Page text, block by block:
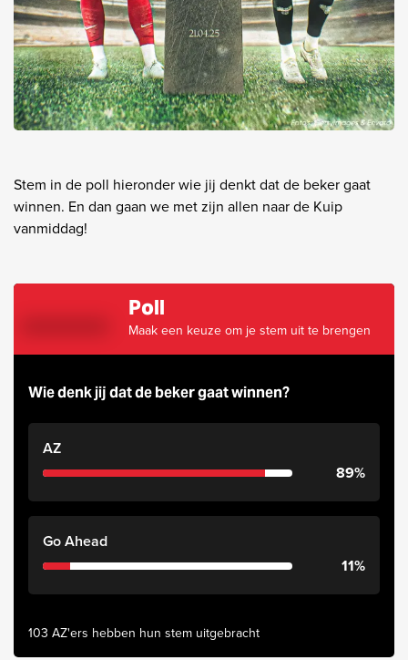
Stem in de poll hieronder wie jij denkt dat de beker gaat
winnen. En dan gaan we met zijn allen naar de Kuip
vanmiddag!
Poll
Maak een keuze om je stem uit te brengen
Wie denk jij dat de beker gaat winnen?
AZ
89%
Go Ahead
11%
103 AZ'ers hebben hun stem uitgebracht